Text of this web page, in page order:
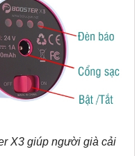
X3 giúp người già cải